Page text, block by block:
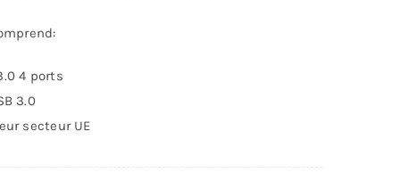
4 ports
3.0
secteur UE